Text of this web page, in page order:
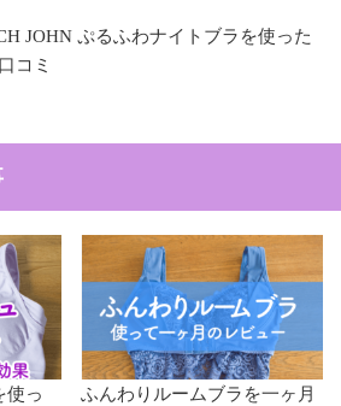
JOHN ぷるふわナイトブラを使った
コミ
使っ
ふんわりルームブラを一ヶ月